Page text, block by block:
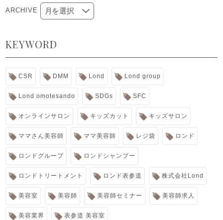
ARCHIVE
KEYWORD
CSR DMM Lond Lond group
Lond omotesando SDGs SFC
オンラインサロン キッズカット キッズサロン
ママさん美容師 ママ美容師 レジ袋 ロンド
ロンドグループ ロンドシャンプー
ロンドトリートメント ロンド表参道 株式会社Lond
美容室 美容師 美容師セミナー 美容師求人
美容業界 表参道 美容室